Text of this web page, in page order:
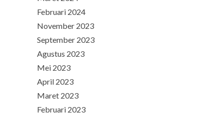
Februari 2024
November 2023
September 2023
Agustus 2023
Mei 2023
April 2023
Maret 2023
Februari 2023